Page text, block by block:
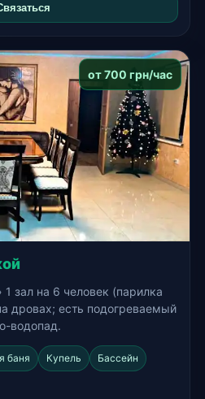
от 700 грн/час
зал на 6 человек (парилка
дровах; есть подогреваемый
водопад.
баня Купель Бассейн